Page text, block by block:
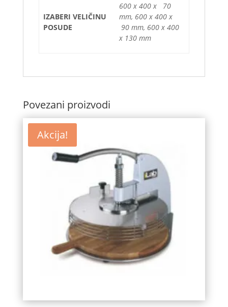
IZABERI VELIČINU
POSUDE
600 x 400 x 70
mm, 600 x 400 x
90 mm, 600 x 400
x 130 mm
Povezani proizvodi
Akcija!